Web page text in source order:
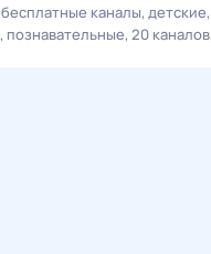
бесплатные каналы детские
познавательные 20 каналов